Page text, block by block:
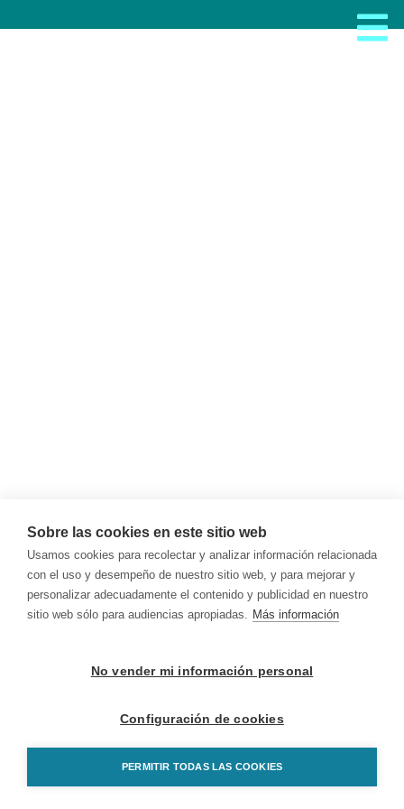
Sobre las cookies en este sitio web
Usamos cookies para recolectar y analizar información relacionada
con el uso y desempeño de nuestro sitio web, y para mejorar y
personalizar adecuadamente el contenido y publicidad en nuestro
sitio web sólo para audiencias apropiadas. Más información
No vender mi información personal
Configuración de cookies
PERMITIR TODAS LAS COOKIES